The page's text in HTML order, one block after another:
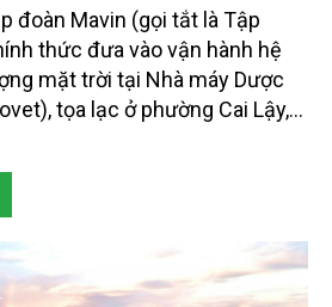
đoàn Mavin (gọi tắt là Tập
thức đưa vào vận hành hệ
mặt trời tại Nhà máy Dược
tọa lạc ở phường Cai Lậy,